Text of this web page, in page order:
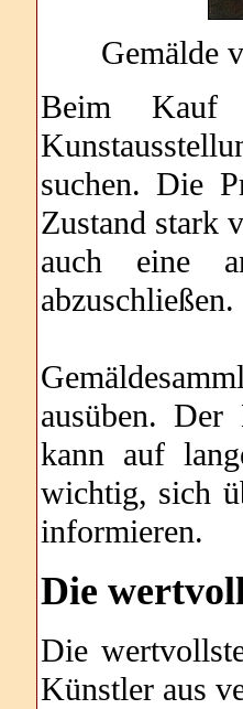
Gemälde
Beim Kauf
suchen. Die
Zustand stark
auch eine
abzuschließen.
ausüben.
kann auf
wichtig, sich
informieren.
Die
Die
Künstler aus